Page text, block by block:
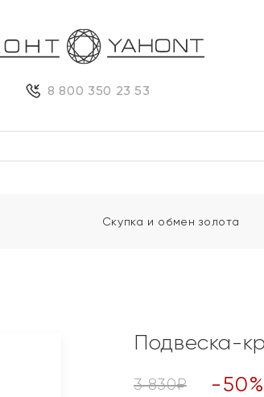
8 800 350 23 53
Скупка и обмен золота
Подвеска-
3 830₽ -50%